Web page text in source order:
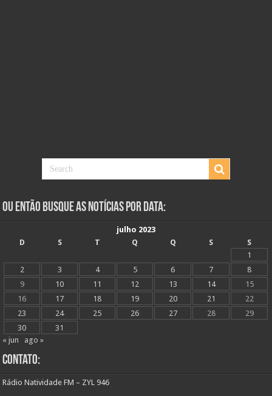
Ou Então Busque as Notícias Por Data:
julho 2023
D
S T Q Q S
S
1
2
3 4 5 6 7
8
9
10 11 12 13 14
15
16
17 18 19 20 21
22
23
24 25 26 27 28
29
30
31
« jun
ago »
Contato:
Rádio Natividade FM – ZYL 946